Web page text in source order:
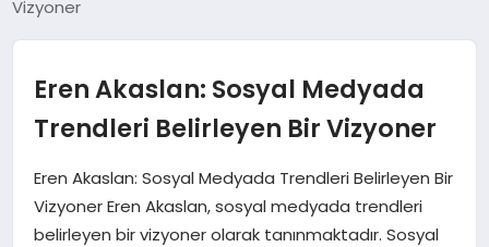
YAŞAM
EKONOMI
Vizyoner
Eren Akaslan: Sosyal Medyada
Trendleri Belirleyen Bir Vizyoner
Eren Akaslan: Sosyal Medyada Trendleri Belirleyen Bir
Vizyoner Eren Akaslan, sosyal medyada trendleri
belirleyen bir vizyoner olarak tanınmaktadır. Sosyal